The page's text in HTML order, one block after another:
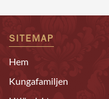
SITEMAP
Hem
Kungafamiljen